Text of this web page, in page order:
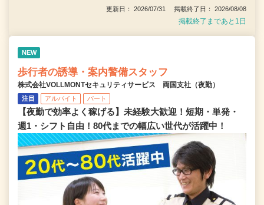
更新日： 2026/07/31 掲載終了日： 2026/08/08
掲載終了まであと1日
NEW
歩行者の誘導・案内警備スタッフ
株式会社VOLLMONTセキュリティサービス 両国支社（夜勤）
注目 アルバイト パート
【夜勤で効率よく稼げる】未経験大歓迎！短期・単発・
週1・シフト自由！80代までの幅広い世代が活躍中！